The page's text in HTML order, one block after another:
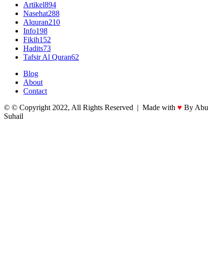
Artikel894
Nasehat288
Alquran210
Info198
Fikih152
Hadits73
Tafsir Al Quran62
Blog
About
Contact
© © Copyright 2022, All Rights Reserved | Made with ♥ By Abu
Suhail